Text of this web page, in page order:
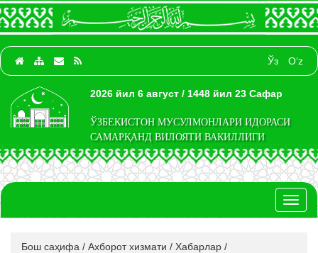
Ўз O‘z
2026 йил 6 август / 1448 йил 23 Сафар
ЎЗБЕКИСТОН МУСУЛМОНЛАРИ ИДОРАСИ
САМАРҚАНД ВИЛОЯТИ ВАКИЛЛИГИ
Бош саҳифа / Ахборот хизмати / Хабарлар /